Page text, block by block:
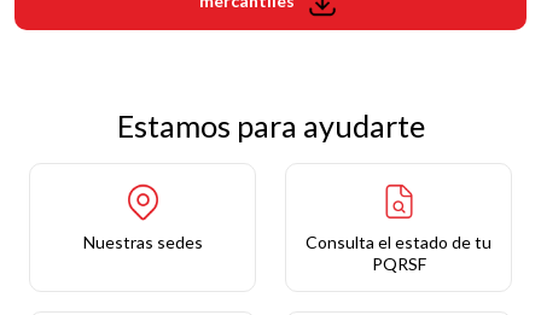
Estamos para ayudarte
Nuestras sedes
Consulta el estado de tu
PQRSF